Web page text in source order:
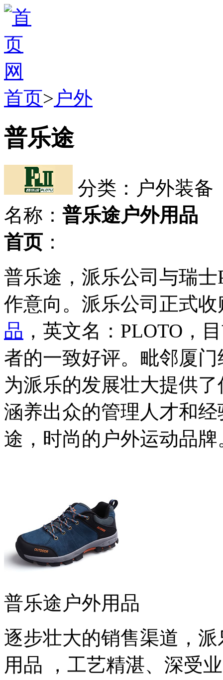
首页>户外
普乐途
分类：户外装备
名称： 普乐途户外用品
首页 ：
普乐途，派乐公司与瑞
作意向。派乐公司正式收
品 ，英文名：PLOTO，
者的一致好评。毗邻厦
为派乐的发展壮大提供
涵养出众的管理人才和
途，时尚的户外运动品牌
普乐途户外用品
逐步壮大的销售渠道，
用品 ，工艺精湛、深受